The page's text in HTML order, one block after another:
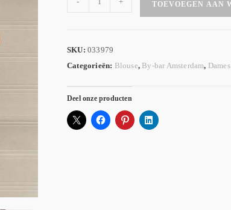
TOEVOEGEN AAN
SKU: 033979
Categorieën: Blouse, By-bar Amsterdam,
Deel onze producten